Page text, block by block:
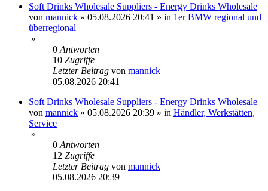
Soft Drinks Wholesale Suppliers - Energy Drinks Wholesale
von mannick » 05.08.2026 20:41 » in 1er BMW regional und
überregional
»
0 Antworten
10 Zugriffe
Letzter Beitrag von mannick
05.08.2026 20:41
Soft Drinks Wholesale Suppliers - Energy Drinks Wholesale
von mannick » 05.08.2026 20:39 » in Händler, Werkstätten,
Service
»
0 Antworten
12 Zugriffe
Letzter Beitrag von mannick
05.08.2026 20:39